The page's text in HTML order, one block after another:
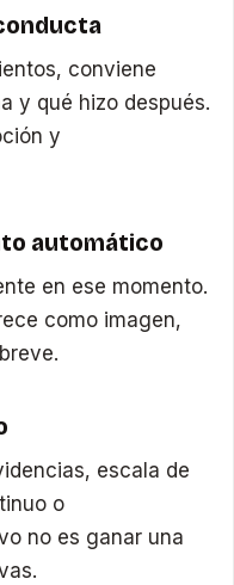
conviene
y qué hizo después.
y
automático
en ese momento.
como imagen,
escala de
o
no es ganar una